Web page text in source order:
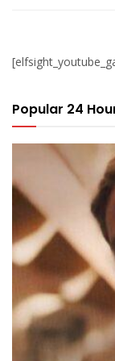
Popular 24